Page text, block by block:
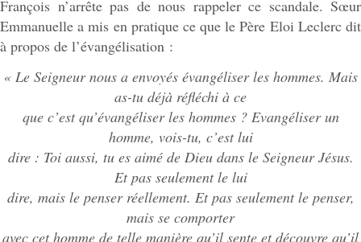
François n’arrête pas de nous rappeler ce scandale. Sœur
Emmanuelle a mis en pratique ce que le Père Eloi Leclerc dit
à propos de l’évangélisation :
« Le Seigneur nous a envoyés évangéliser les hommes. Mais
as-tu déjà réfléchi à ce
que c’est qu’évangéliser les hommes ? Evangéliser un
homme, vois-tu, c’est lui
dire : Toi aussi, tu es aimé de Dieu dans le Seigneur Jésus.
Et pas seulement le lui
dire, mais le penser réellement. Et pas seulement le penser,
mais se comporter
avec cet homme de telle manière qu’il sente et découvre qu’il